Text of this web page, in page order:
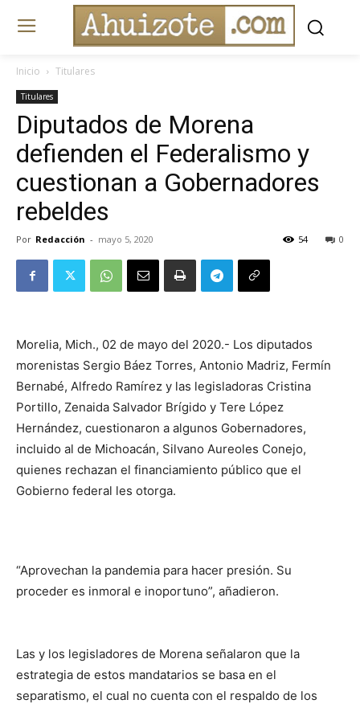
Inicio Titulares
Titulares
Diputados de Morena
defienden el Federalismo y
cuestionan a Gobernadores
rebeldes
Por Redacción - mayo 5, 2020 0
54
Morelia, Mich., 02 de mayo del 2020.- Los diputados
morenistas Sergio Báez Torres, Antonio Madriz, Fermín
Bernabé, Alfredo Ramírez y las legisladoras Cristina
Portillo, Zenaida Salvador Brígido y Tere López
Hernández, cuestionaron a algunos Gobernadores,
incluido al de Michoacán, Silvano Aureoles Conejo,
quienes rechazan el financiamiento público que el
Gobierno federal les otorga.
“Aprovechan la pandemia para hacer presión. Su
proceder es inmoral e inoportuno”, añadieron.
Las y los legisladores de Morena señalaron que la
estrategia de estos mandatarios se basa en el
separatismo, el cual no cuenta con el respaldo de los